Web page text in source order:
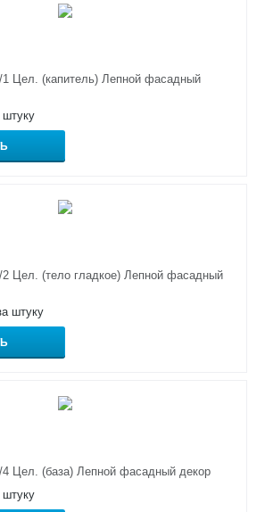
Цел. (капитель) Лепной фасадный
штуку
Цел. (тело гладкое) Лепной фасадный
штуку
Цел. (база) Лепной фасадный декор
штуку